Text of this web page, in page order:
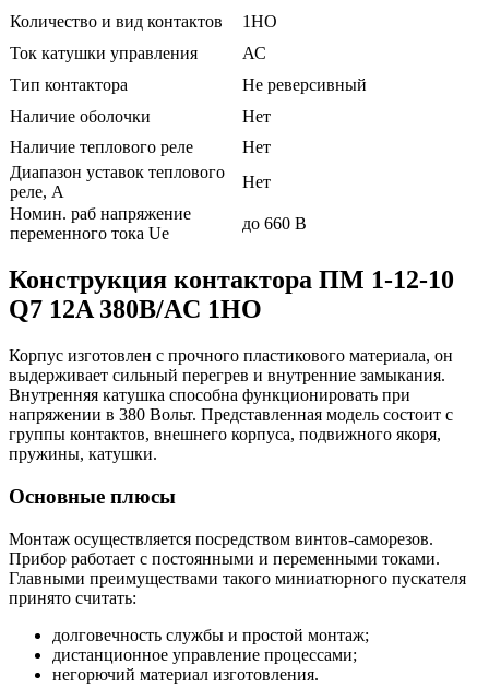
Количество и вид контактов
1НО
Ток катушки управления
АС
Тип контактора
Не реверсивный
Наличие оболочки
Нет
Наличие теплового реле
Нет
Диапазон уставок теплового
реле, А
Нет
Номин. раб напряжение
переменного тока Ue
до 660 В
Конструкция контактора ПМ 1-12-10
Q7 12A 380B/AC 1НО
Корпус изготовлен с прочного пластикового материала, он
выдерживает сильный перегрев и внутренние замыкания.
Внутренняя катушка способна функционировать при
напряжении в 380 Вольт. Представленная модель состоит с
группы контактов, внешнего корпуса, подвижного якоря,
пружины, катушки.
Основные плюсы
Монтаж осуществляется посредством винтов-саморезов.
Прибор работает с постоянными и переменными токами.
Главными преимуществами такого миниатюрного пускателя
принято считать:
долговечность службы и простой монтаж;
дистанционное управление процессами;
негорючий материал изготовления.